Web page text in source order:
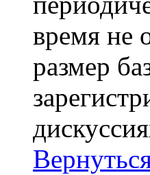
время не
размер